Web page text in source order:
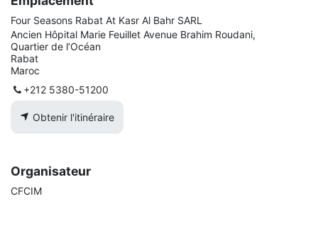
Four Seasons Rabat At Kasr Al Bahr SARL
Ancien Hôpital Marie Feuillet Avenue Brahim Roudani,
Quartier de l’Océan
Rabat
Maroc
+212 5380-51200
Obtenir l'itinéraire
Organisateur
CFCIM